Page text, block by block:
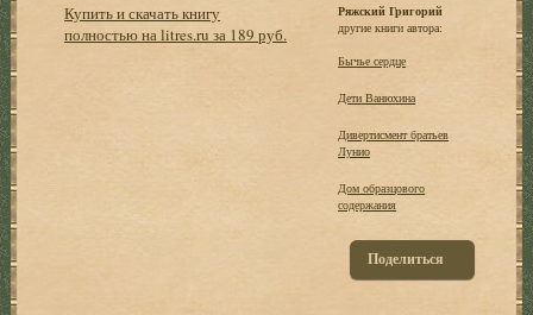
Купить и скачать книгу
полностью на litres.ru за 189 руб.
Ряжский Григорий
другие книги автора:
Бычье сердце
Дети Ванюхина
Дивертисмент братьев
Лунио
Дом образцового
содержания
Поделиться